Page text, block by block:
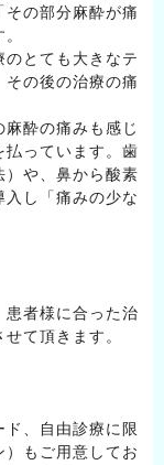
の部分麻酔が痛
のとても大きなテ
の後の治療の痛
酔の痛みも感じ
払っています。歯
）や、鼻から酸素
入し「痛みの少な
患者様に合った治
て頂きます。
、自由診療に限
）もご用意してお